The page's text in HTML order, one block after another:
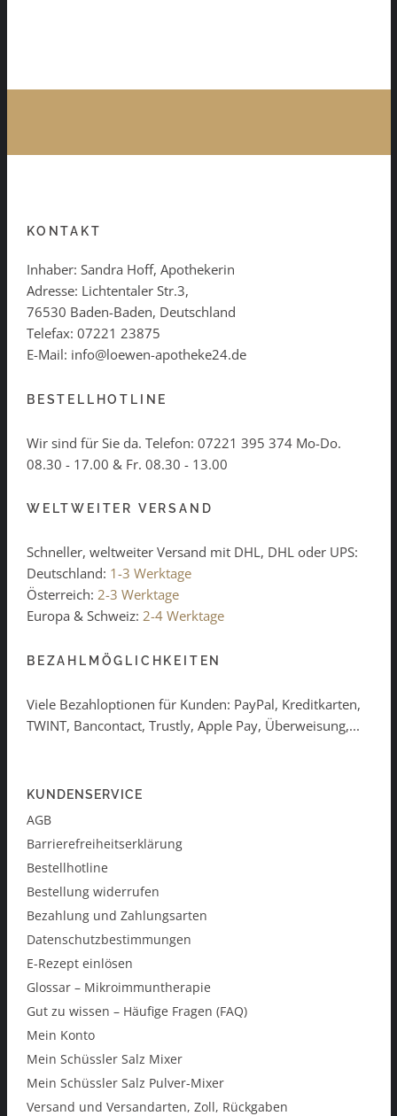
KONTAKT
Inhaber: Sandra Hoff, Apothekerin
Adresse: Lichtentaler Str.3,
76530 Baden-Baden, Deutschland
Telefax: 07221 23875
E-Mail: info@loewen-apotheke24.de
BESTELLHOTLINE
Wir sind für Sie da. Telefon: 07221 395 374 Mo-Do.
08.30 - 17.00 & Fr. 08.30 - 13.00
WELTWEITER VERSAND
Schneller, weltweiter Versand mit DHL, DHL oder UPS:
Deutschland: 1-3 Werktage
Österreich: 2-3 Werktage
Europa & Schweiz: 2-4 Werktage
BEZAHLMÖGLICHKEITEN
Viele Bezahloptionen für Kunden: PayPal, Kreditkarten,
TWINT, Bancontact, Trustly, Apple Pay, Überweisung,...
KUNDENSERVICE
AGB
Barrierefreiheitserklärung
Bestellhotline
Bestellung widerrufen
Bezahlung und Zahlungsarten
Datenschutzbestimmungen
E-Rezept einlösen
Glossar – Mikroimmuntherapie
Gut zu wissen – Häufige Fragen (FAQ)
Mein Konto
Mein Schüssler Salz Mixer
Mein Schüssler Salz Pulver-Mixer
Versand und Versandarten, Zoll, Rückgaben